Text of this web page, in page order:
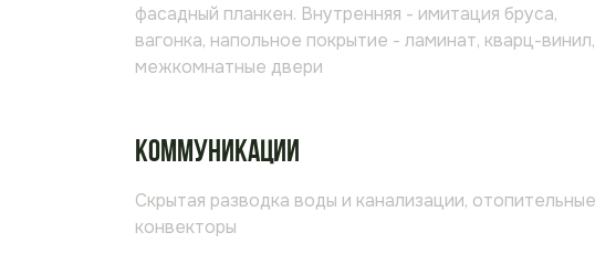
фасадный планкен. Внутренняя - имитация бруса,
вагонка, напольное покрытие - ламинат, кварц-винил,
межкомнатные двери
Коммуникации
Скрытая разводка воды и канализации, отопительные
конвекторы